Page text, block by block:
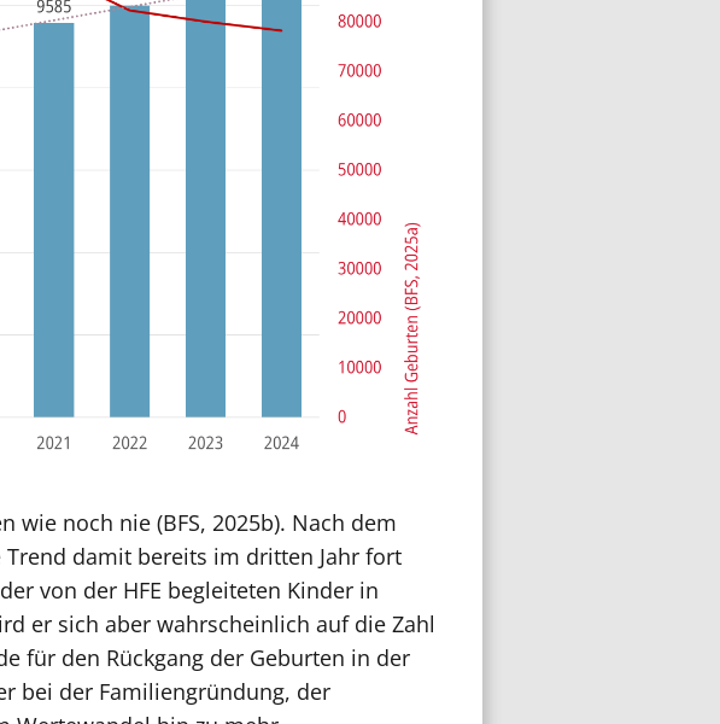
wie noch nie (BFS, 2025b). Nach dem
damit bereits im dritten Jahr fort
von der HFE begleiteten Kinder in
er sich aber wahrscheinlich auf die Zahl
für den Rückgang der Geburten in der
bei der Familiengründung, der